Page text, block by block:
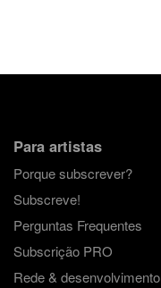
Para artistas
Porque subscrever?
Subscreve!
Perguntas Frequentes
Subscrição PRO
Rede & desenvolvimento